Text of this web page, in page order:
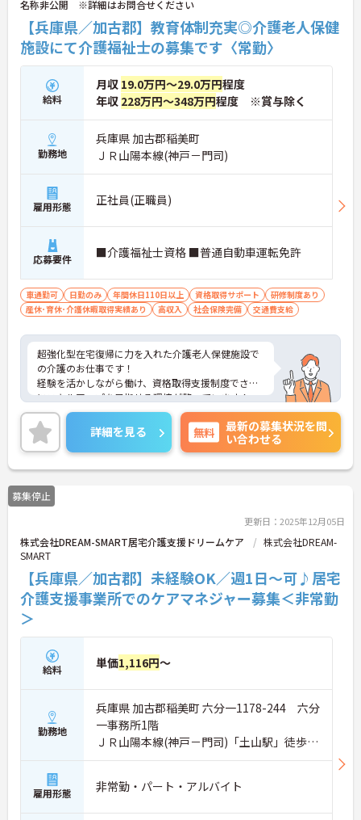
名称非公開 ※詳細はお問合せください
【兵庫県／加古郡】教育体制充実◎介護老人保健
施設にて介護福祉士の募集です〈常勤〉
給料
月収 19.0万円～29.0万円程度
年収 228万円～348万円程度 ※賞与除く
勤務地
兵庫県 加古郡稲美町
ＪＲ山陽本線(神戸－門司)
雇用形態 正社員(正職員)
応募要件 ■介護福祉士資格 ■普通自動車運転免許
車通勤可 日勤のみ 年間休日110日以上 資格取得サポート
研修制度あり
産休･育休･介護休暇取得実績あり
高収入 社会保険完備 交通費支給
超強化型在宅復帰に力を入れた介護老人保健施設で
の介護のお仕事です！
経験を活かしながら働け、資格取得支援制度でさら
にスキルアップを目指せる環境が整っています！
ご興味ある方には、面接のポイントなど、さらに詳
細をお話致しますのでお気軽にご相談ください。
詳細を見る 無料
最新の募集状況を問
い合わせる
募集停止
更新日：2025年12月05日
株式会社DREAM-SMART居宅介護支援ドリームケア
株式会社DREAM-
SMART
【兵庫県／加古郡】未経験OK／週1日～可♪居宅
介護支援事業所でのケアマネジャー募集＜非常勤
＞
給料 単価1,116円～
勤務地
兵庫県 加古郡稲美町 六分一1178-244 六分
一事務所1階
ＪＲ山陽本線(神戸－門司)「土山駅」徒歩15
分
雇用形態 非常勤・パート・アルバイト